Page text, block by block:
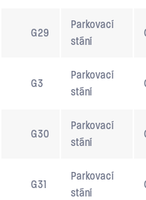
G29
Parkovací
stání
G3
Parkovací
stání
G30
Parkovací
stání
G31
Parkovací
stání